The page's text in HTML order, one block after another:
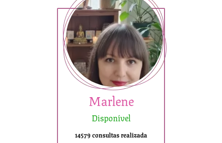
Marlene
Disponível
14579 consultas realizada